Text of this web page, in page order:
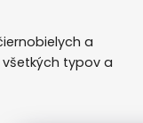
a
typov a